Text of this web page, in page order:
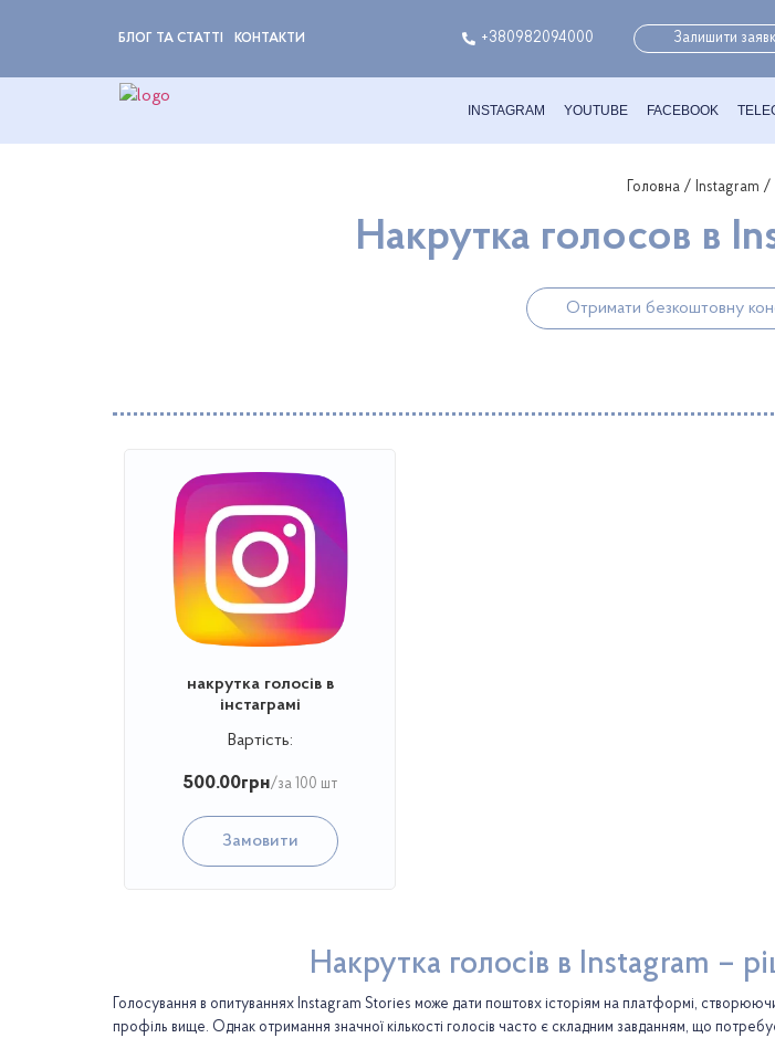
БЛОГ ТА СТАТТІ КОНТАКТИ +380982094000 Залишити
INSTAGRAM YOUTUBE FACEBOOK
Головна / Instagram /
Накрутка голосов в
Отримати безкоштовну
накрутка голосів в
інстаграмі
Вартість:
500.00грн/за 100 шт
Замовити
Накрутка голосів в Instagram –
Голосування в опитуваннях Instagram Stories може дати поштовх історіям на платформі,
профіль вище. Однак отримання значної кількості голосів часто є складним завданням, що